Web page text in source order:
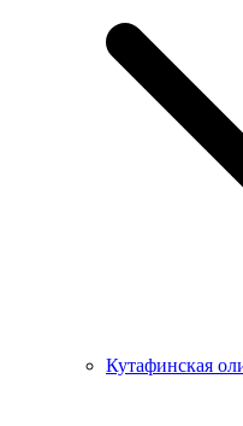
Кутафинская